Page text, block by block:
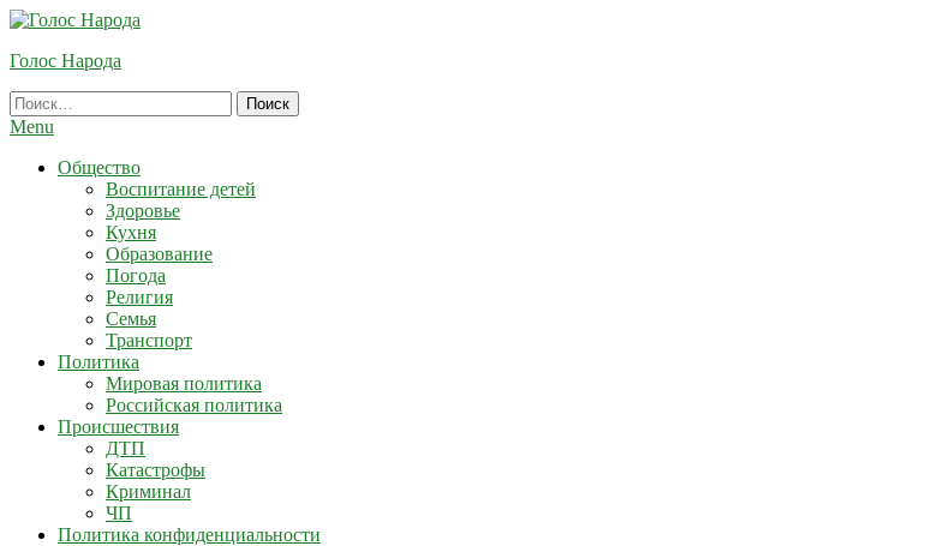
Skip
Content
Голос Народа
Найти:
Menu
Общество
Воспитание детей
Здоровье
Кухня
Образование
Погода
Религия
Семья
Транспорт
Политика
Мировая политика
Российская политика
Происшествия
ДТП
Катастрофы
Криминал
ЧП
Политика конфиденциальности